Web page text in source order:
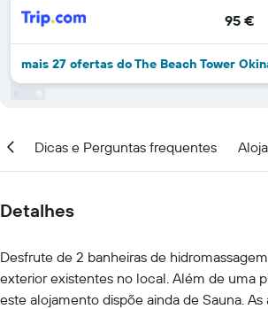
95 €
mais 27 ofertas do The Beach Tower
Dicas e Perguntas frequentes
Detalhes
Desfrute de 2 banheiras de
exterior existentes no local. Além de uma
este alojamento dispõe ainda de Sauna. As